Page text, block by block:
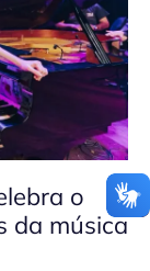
o
da música